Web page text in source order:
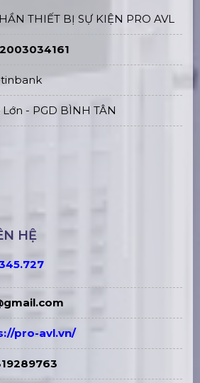
THIẾT BỊ SỰ KIỆN PRO AVL
- PGD BÌNH TÂN
HỆ
pro-avl.vn/